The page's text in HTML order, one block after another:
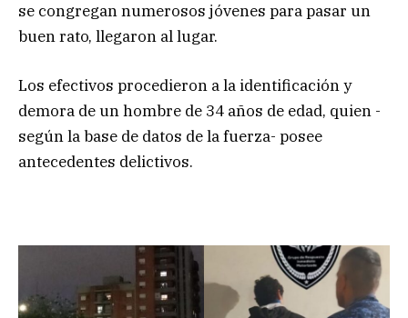
se congregan numerosos jóvenes para pasar un
buen rato, llegaron al lugar.
Los efectivos procedieron a la identificación y
demora de un hombre de 34 años de edad, quien -
según la base de datos de la fuerza- posee
antecedentes delictivos.